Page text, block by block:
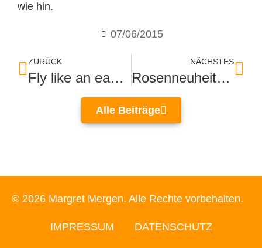
wie hin.
07/06/2015
ZURÜCK
Fly like an eagel mit dem Segelflieger
NÄCHSTES
Rosenneuheiten im Beutig
Alle Beiträge
© 2026 Margret Mergen. Alle Rechte vorbehalten.
IMPRESSUM DATENSCHUTZ